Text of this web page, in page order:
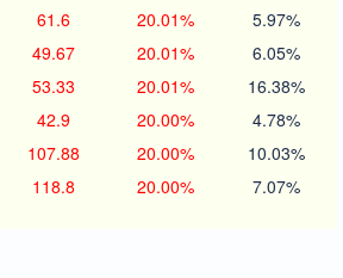
61.6 20.01% 5.97%
49.67 20.01% 6.05%
53.33 20.01% 16.38%
42.9 20.00% 4.78%
107.88 20.00% 10.03%
118.8 20.00% 7.07%